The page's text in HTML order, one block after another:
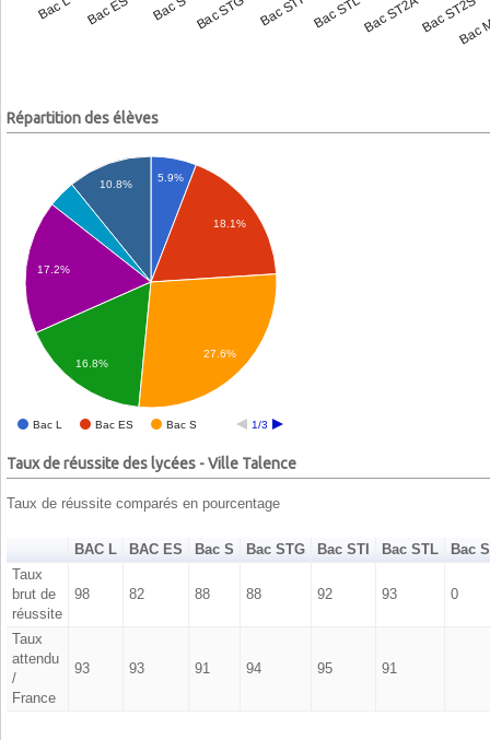
Bac L Bac ES Bac S Bac STG Bac STI Bac STLBac ST2ABac ST2S
Répartition des élèves
Bac L Bac ES Bac S 1/3
5.9%
18.1%
10.8%
17.2%
16.8%
27.6%
Taux de réussite des lycées - Ville Talence
Taux de réussite comparés en pourcentage
BAC L BAC ES Bac S Bac STG Bac STI Bac STL
Bac
Taux
brut de
réussite
98 82 88 88 92 93 0
Taux
attendu
/
France
93 93 91 94 95 91